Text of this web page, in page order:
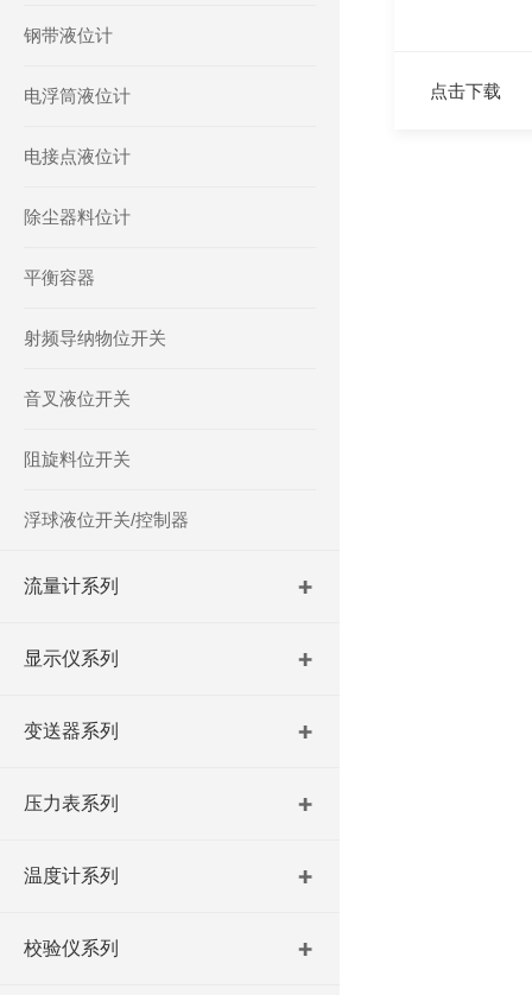
钢带液位计
电浮筒液位计
电接点液位计
除尘器料位计
平衡容器
射频导纳物位开关
音叉液位开关
阻旋料位开关
浮球液位开关/控制器
流量计系列
显示仪系列
变送器系列
压力表系列
温度计系列
校验仪系列
点击下载